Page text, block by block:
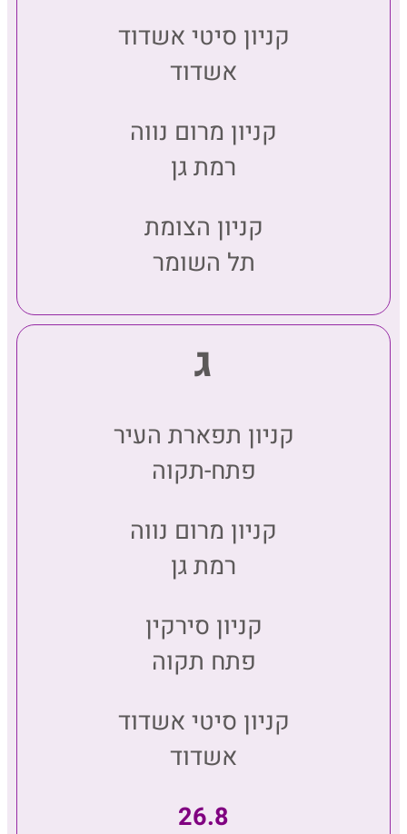
קניון סיטי אשדוד
אשדוד
קניון מרום נווה
רמת גן
קניון הצומת
תל השומר
ג
קניון תפארת העיר
פתח-תקוה
קניון מרום נווה
רמת גן
קניון סירקין
פתח תקוה
קניון סיטי אשדוד
אשדוד
26.8